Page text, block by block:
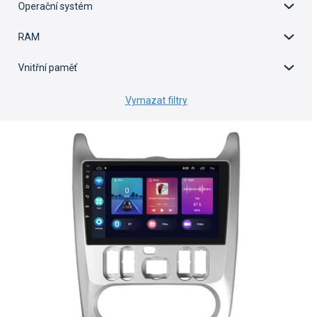
Operační systém
RAM
Vnitřní paměť
Vymazat filtry